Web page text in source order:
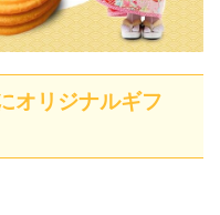
オリジナルギフ